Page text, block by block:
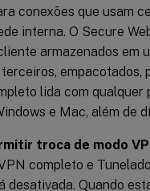
conexões que usam
interna. O Secure
armazenados em
empacotados,
lida com
e Mac, além de
troca de modo
completo e
desativada. Quando